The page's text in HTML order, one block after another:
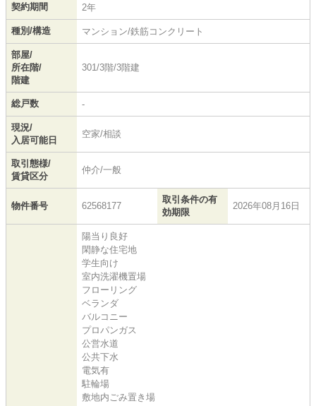
契約期間 2年
種別/構造 マンション/鉄筋コンクリート
部屋/
所在階/
階建
301/3階/3階建
総戸数 -
現況/
入居可能日
空家/相談
取引態様/
賃貸区分
仲介/一般
物件番号 62568177
取引条件の有
効期限
2026年08月16日
陽当り良好
閑静な住宅地
学生向け
室内洗濯機置場
フローリング
ベランダ
バルコニー
プロパンガス
公営水道
公共下水
電気有
駐輪場
敷地内ごみ置き場